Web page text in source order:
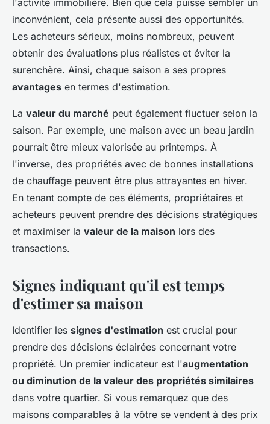
l'activité immobilière. Bien que cela puisse sembler un
inconvénient, cela présente aussi des opportunités.
Les acheteurs sérieux, moins nombreux, peuvent
obtenir des évaluations plus réalistes et éviter la
surenchère. Ainsi, chaque saison a ses propres
avantages en termes d'estimation.
La valeur du marché peut également fluctuer selon la
saison. Par exemple, une maison avec un beau jardin
pourrait être mieux valorisée au printemps. À
l'inverse, des propriétés avec de bonnes installations
de chauffage peuvent être plus attrayantes en hiver.
En tenant compte de ces éléments, propriétaires et
acheteurs peuvent prendre des décisions stratégiques
et maximiser la valeur de la maison lors des
transactions.
Signes indiquant qu'il est temps
d'estimer sa maison
Identifier les signes d'estimation est crucial pour
prendre des décisions éclairées concernant votre
propriété. Un premier indicateur est l'augmentation
ou diminution de la valeur des propriétés similaires
dans votre quartier. Si vous remarquez que des
maisons comparables à la vôtre se vendent à des prix